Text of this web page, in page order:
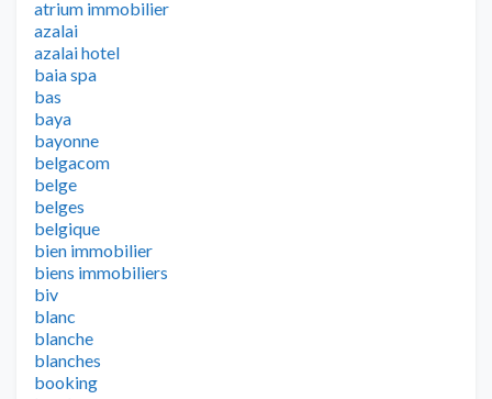
atrium immobilier
azalai
azalai hotel
baia spa
bas
baya
bayonne
belgacom
belge
belges
belgique
bien immobilier
biens immobiliers
biv
blanc
blanche
blanches
booking